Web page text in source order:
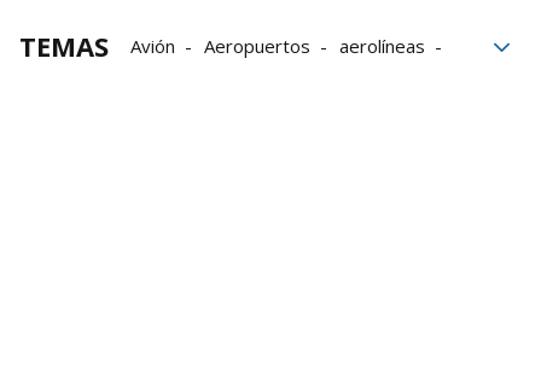
TEMAS Avión Aeropuertos
aerolíneas